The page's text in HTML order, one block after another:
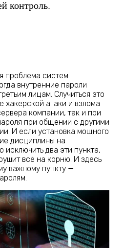
контроль.
проблема систем
внутренние пароли
лицам. Случиться это
хакерской атаки и взлома
компании, так и при
при общении с другими
И если установка мощного
дисциплины на
исключить два эти пункта,
всё на корню. И здесь
важному пункту —